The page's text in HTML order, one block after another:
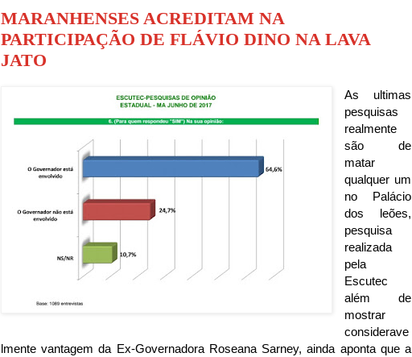
MARANHENSES ACREDITAM NA
PARTICIPAÇÃO DE FLÁVIO DINO NA LAVA
JATO
As ultimas
pesquisas
realmente
são de
matar
qualquer um
no Palácio
dos leões,
pesquisa
realizada
pela
Escutec
além de
mostrar
considerave
lmente vantagem da Ex-Governadora Roseana Sarney, ainda aponta que a